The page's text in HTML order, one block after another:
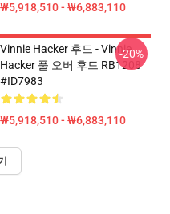
₩5,918,510 - ₩6,883,110
Vinnie Hacker 후드 - Vinnie
Hacker 풀 오버 후드 RB1208
#ID7983
₩5,918,510 - ₩6,883,110
-20%